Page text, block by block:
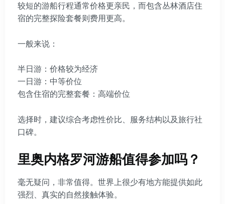
较短的游船行程通常价格更亲民，而包含丛林酒店住
宿的完整探险套餐则费用更高。
一般来说：
半日游：价格较为经济
一日游：中等价位
包含住宿的完整套餐：高端价位
选择时，建议综合考虑性价比、服务结构以及旅行社
口碑。
里奥内格罗河游船值得参加吗？
毫无疑问，非常值得。世界上很少有地方能提供如此
强烈、真实的自然接触体验。